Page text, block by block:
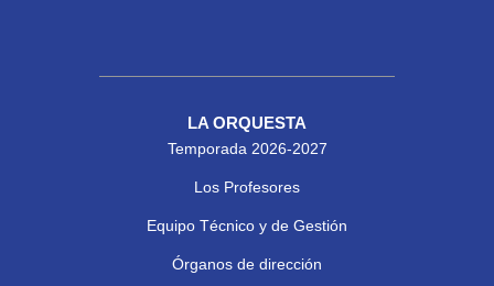
LA ORQUESTA
Temporada 2026-2027
Los Profesores
Equipo Técnico y de Gestión
Órganos de dirección